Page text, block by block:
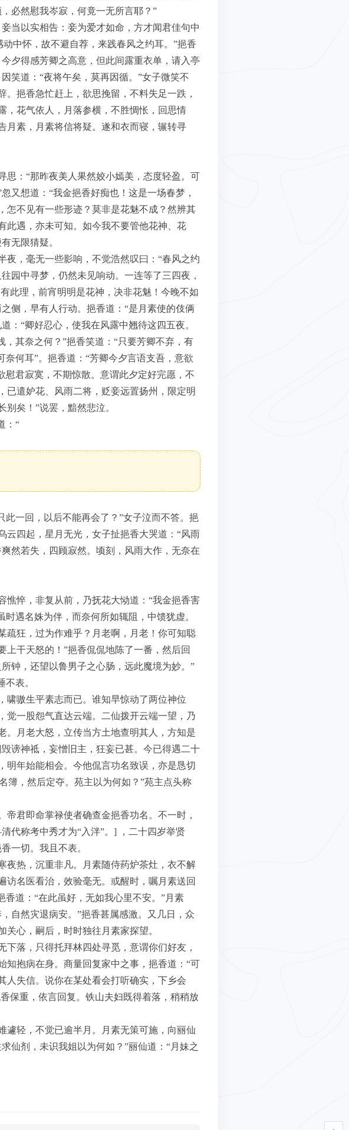
必然慰我岑寂，何竟一无所言耶？”
当以实相告：妾为爱才如命，方才闻君佳句中
中怀，故不避自荐，来践春风之约耳。”挹香
夕得感芳卿之高意，但此间露重衣单，请入亭
笑道：“夜将午矣，莫再因循。”女子微笑不
挹香急忙赶上，欲思挽留，不料失足一跌，
，花气依人，月落参横，不胜惆怅，回思情
月素，月素将信将疑。遂和衣而寝，辗转寻
思：“那昨夜美人果然姣小嫣美，态度轻盈。可
又想道：“我金挹香好痴也！这是一场春梦，
怎不见有一些形迹？莫非是花魅不成？然辨其
此遇，亦未可知。如今我不要管他花神、花
无限猜疑。
，毫无一些影响，不觉浩然叹曰：“春风之约
园中寻梦，仍然未见响动。一连等了三四夜，
此理，前宵明明是花神，决非花魅！今晚不如
侧，早有人行动。挹香道：“是月素使的伎俩
：“卿好忍心，使我在风露中翘待这四五夜。
其奈之何？”挹香笑道：“只要芳卿不弃，有
何耳”。挹香道：“芳卿今夕言语支吾，意欲
慰君寂寞，不期惊散。意谓此夕定好完愿，不
已遣妒花、风雨二将，贬妾远置扬州，限定明
矣！”说罢，黯然悲泣。
：“
此一回，以后不能再会了？”女子泣而不答。挹
云四起，星月无光，女子扯挹香大哭道：“风雨
然若失，四顾寂然。顷刻，风雨大作，无奈在
憔悴，非复从前，乃抚花大恸道：“我金挹香害
遇名姝为伴，而奈何所如辄阻，中馈犹虚。
疏狂，过为作难乎？月老啊，月老！你可知聪
干天怒的！”挹香侃侃地陈了一番，然后回
钟，还望以鲁男子之心肠，远此魔境为妙。”
表。
啸嗷生平素志而已。谁知早惊动了两位神位
觉一股怨气直达云端。二仙拨开云端一望，乃
。月老大怒，立传当方土地查明其人，方知是
谤神祗，妄憎旧主，狂妄已甚。今已得遇二十
明年始能相会。今他侃言功名致误，亦是恳切
，然后定夺。苑主以为何如？”苑主点头称
君即命掌禄使者确查金挹香功名。不一时，
代称考中秀才为“入泮”。] ，二十四岁举贤
一切。我且不表。
夜热，沉重非凡。月素随侍药炉茶灶，衣不解
名医看治，效验毫无。或醒时，嘱月素送回
道：“在此虽好，无如我心里不安。”月素
自然灾退病安。”挹香甚属感激。又几日，众
心，嗣后，时时独往月素家探望。
落，只得托拜林四处寻觅，意谓你们好友，
知抱病在身。商量回复家中之事，挹香道：“可
人失信。说你在某处看会打听确实，下乡会
保重，依言回复。铁山夫妇既得着落，稍稍放
遽轻，不觉已逾半月。月素无策可施，向丽仙
仙剂，未识我姐以为何如？”丽仙道：“月妹之